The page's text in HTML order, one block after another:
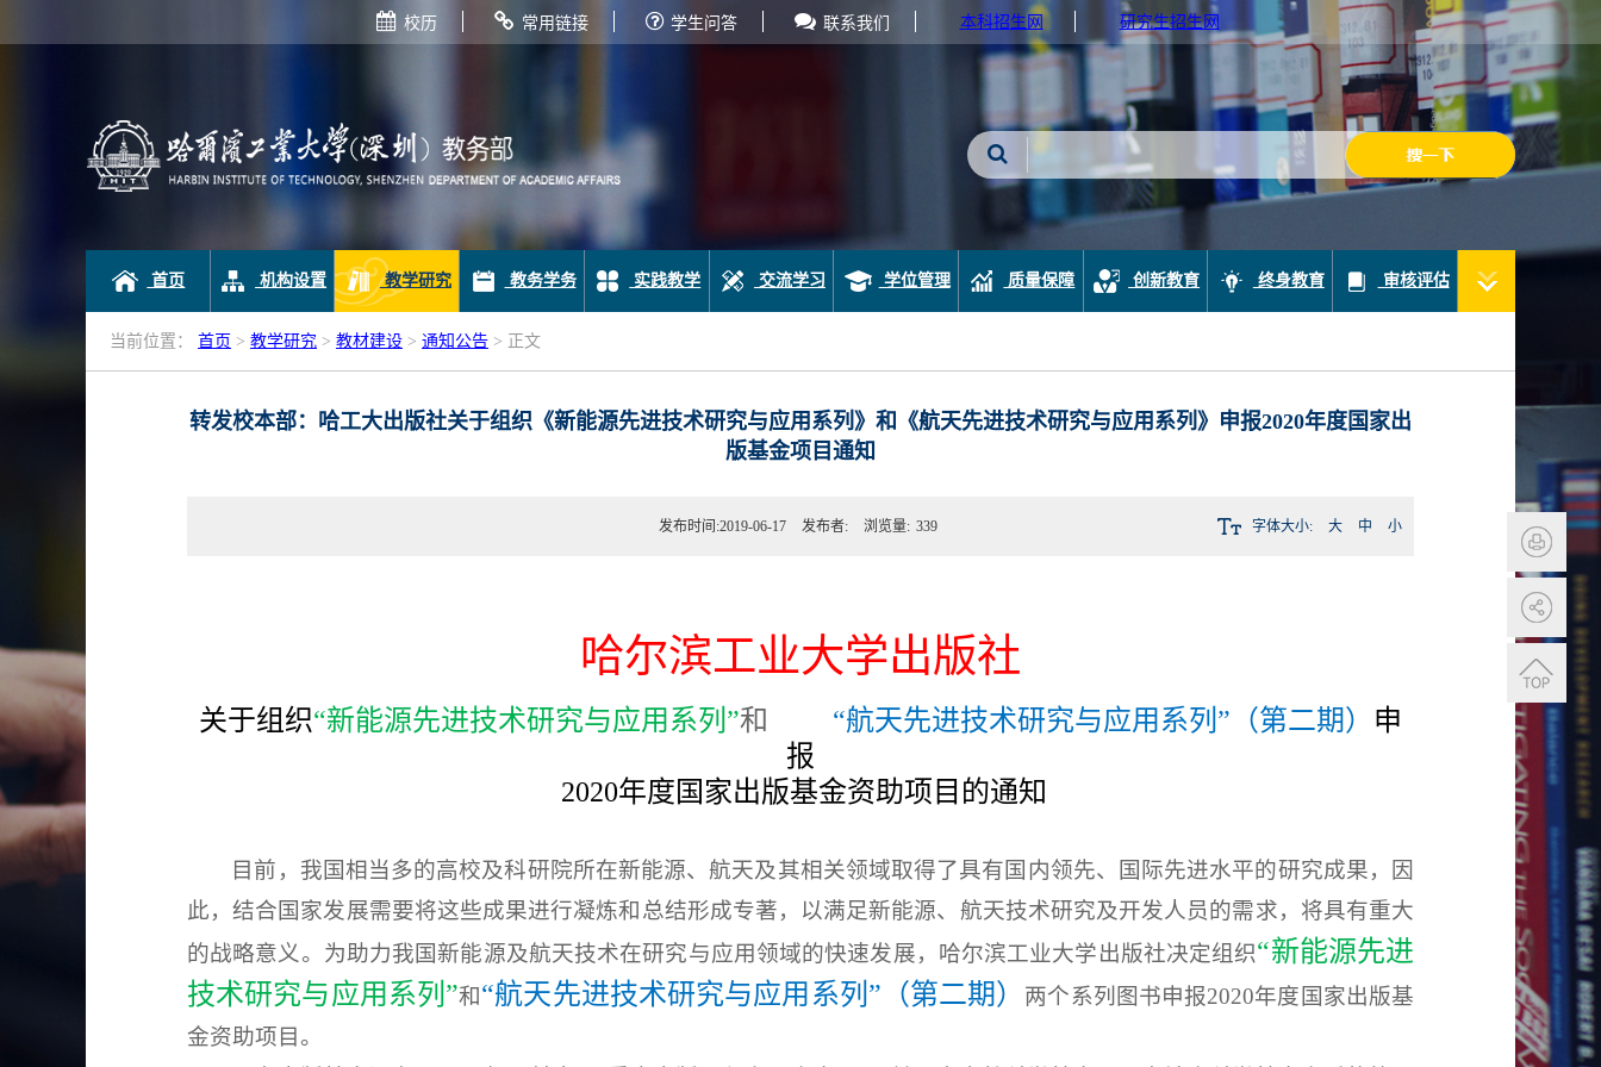
校历 常用链接 学生问答 联系我们 本科招生网 研究生招生网
首页 机构设置 教学研究 教务学务 实践教学 交流学习 学位管理 质量保障 创新教育 终身教育 审核评估
当前位置： 首页 > 教学研究 > 教材建设 > 通知公告 > 正文
转发校本部：哈工大出版社关于组织《新能源先进技术研究与应用系列》和《航天先进技术研究与应用系列》申报2020年度国家出
版基金项目通知
发布时间:2019-06-17 发布者: 浏览量: 339 字体大小: 大 中 小
哈尔滨工业大学出版社
关于组织“新能源先进技术研究与应用系列 ”和 “航天先进技术研究与应用系列”（第二期） 申
报
2020年度国家出版基金资助项目的通知
目前，我国相当多的高校及科研院所在新能源、航天及其相关领域取得了具有国内领先、国际先进水平的研究成果，因
此，结合国家发展需要将这些成果进行凝炼和总结形成专著，以满足新能源、航天技术研究及开发人员的需求，将具有重大
的战略意义。为助力我国新能源及航天技术在研究与应用领域的快速发展，哈尔滨工业大学出版社决定组织“新能源先进
技术研究与应用系列 ”和“航天先进技术研究与应用系列”（第二期） 两个系列图书申报2020年度国家出版基
金资助项目。